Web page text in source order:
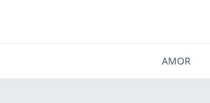
AMOR